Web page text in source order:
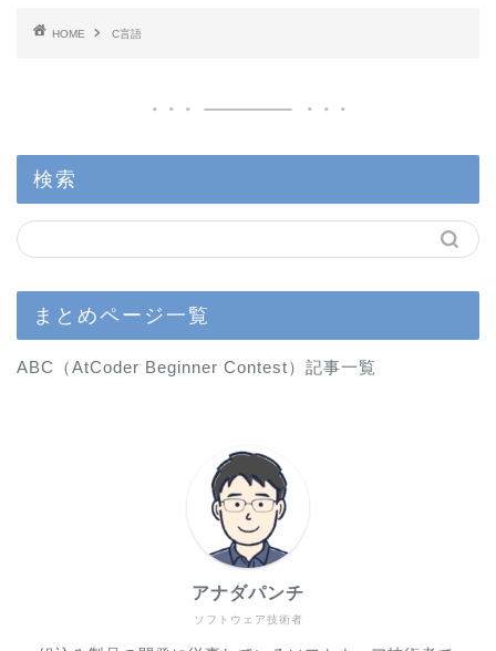
HOME C言語
検索
まとめページ一覧
ABC（AtCoder Beginner Contest）記事一覧
ソフトウェア技術者
アナダパンチ